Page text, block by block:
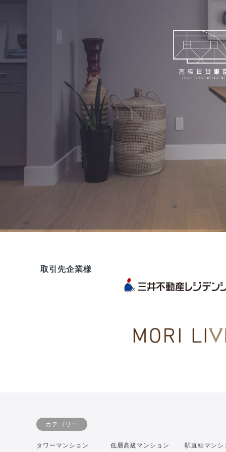
取引先企業様
カテゴリー
タワーマンション 低層高級マンション 駅直結マンシ